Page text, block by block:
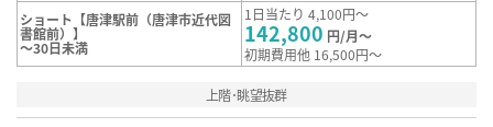
ショート【唐津駅前（唐津市近代図
書館前）】
～30日未満
1日当たり 4,100円～
142,800 円/月～
初期費用他 16,500円～
上階･眺望抜群